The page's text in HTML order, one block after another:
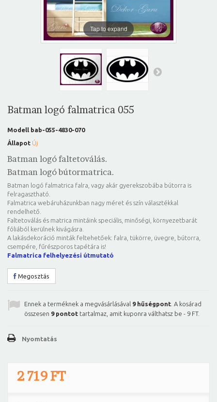
Tap to expand
Batman logó falmatrica 055
Modell bab-055-4830-070
Állapot Új
Batman logó faltetoválás.
Batman logó bútormatrica.
Batman logó falmatrica falra, vagy akár gyerekszobába bútorra is
felragasztható.
Falmatrica webáruházunkban nagy méret és szín választékkal
rendelhető.
Faltetoválás és matrica mintáink speciális, minőségi, környezetbarát
fóliából kerülnek kivágásra.
A lakásdekoráció minták feltehetőek: falra, tükörre, üvegre, bútorra,
csempére, fűrészporos tapétára is!
Falmatrica felhelyezési útmutató
Megosztás
Ennek a terméknek a megvásárlásával 9hűségpont . A kosárad
összesen 9pontot tartalmaz, amit kuponra válthatsz be - 9 FT.
Nyomtatás
2 719 FT